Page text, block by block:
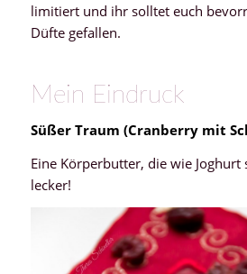
limitiert und ihr solltet euch
Düfte gefallen.
Mein Eindruck
Süßer Traum (Cranberry mit
Eine Körperbutter, die wie
lecker!